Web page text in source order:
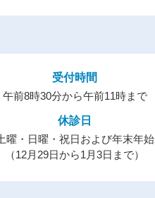
受付時間
午前8時30分から午前11時まで
休診日
曜・日曜・祝日および年末年始
（12月29日から1月3日まで）